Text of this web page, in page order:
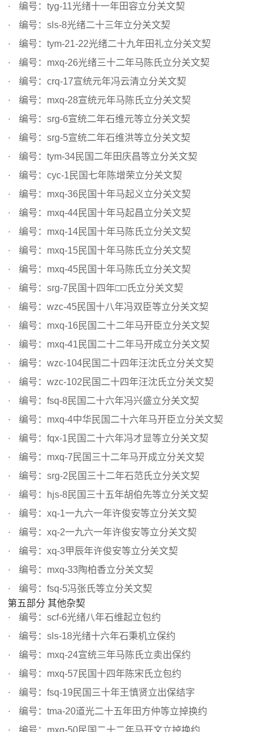
编号：tyg-11光绪十一年田容立分关文契
编号：sls-8光绪二十三年立分关文契
编号：tym-21-22光绪二十九年田礼立分关文契
编号：mxq-26光绪三十二年马陈氏立分关文契
编号：crq-17宣统元年冯云清立分关文契
编号：mxq-28宣统元年马陈氏立分关文契
编号：srg-6宣统二年石维元等立分关文契
编号：srg-5宣统二年石维洪等立分关文契
编号：tym-34民国二年田庆昌等立分关文契
编号：cyc-1民国七年陈增荣立分关文契
编号：mxq-36民国十年马起义立分关文契
编号：mxq-44民国十年马起昌立分关文契
编号：mxq-14民国十年马陈氏立分关文契
编号：mxq-15民国十年马陈氏立分关文契
编号：mxq-45民国十年马陈氏立分关文契
编号：srg-7民国十四年□□氏立分关文契
编号：wzc-45民国十八年冯双臣等立分关文契
编号：mxq-16民国二十二年马开臣立分关文契
编号：mxq-41民国二十二年马开成立分关文契
编号：wzc-104民国二十四年汪沈氏立分关文契
编号：wzc-102民国二十四年汪沈氏立分关文契
编号：fsq-8民国二十六年冯兴盛立分关文契
编号：mxq-4中华民国二十六年马开臣立分关文契
编号：fqx-1民国二十六年冯才显等立分关文契
编号：mxq-7民国三十二年马开成立分关文契
编号：srg-2民国三十二年石范氏立分关文契
编号：hjs-8民国三十五年胡伯先等立分关文契
编号：xq-1一九六一年许俊安等立分关文契
编号：xq-2一九六一年许俊安等立分关文契
编号：xq-3甲辰年许俊安等立分关文契
编号：mxq-33陶柏香立分关文契
编号：fsq-5冯张氏等立分关文契
第五部分 其他杂契
编号：scf-6光绪八年石维起立包约
编号：sls-18光绪十六年石秉机立保约
编号：mxq-24宣统三年马陈氏立卖出保约
编号：mxq-57民国十四年陈宋氏立包约
编号：fsq-19民国三十年王慎贤立出保结字
编号：tma-20道光二十五年田方仲等立掉换约